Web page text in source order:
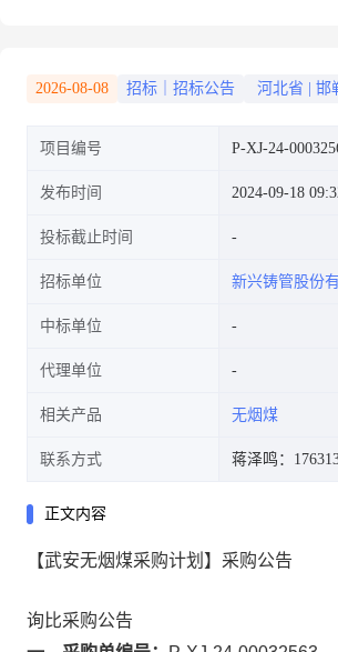
2026-08-08 招标｜招标公告 河北省 邯
项目编号 P-XJ-24-
发布时间 2024-09-18
投标截止时间
招标单位 新兴铸管股份
中标单位
代理单位
相关产品 无烟煤
联系方式 蒋泽鸣：
正文内容
【武安无烟煤采购计划】采购公告
询比采购公告